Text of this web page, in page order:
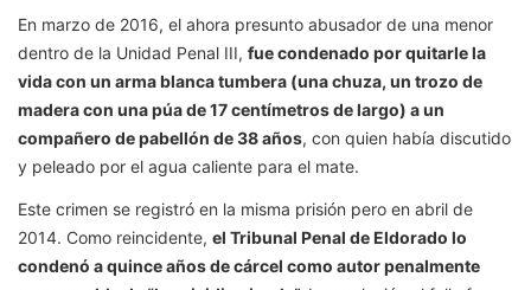
En marzo de 2016, el ahora presunto abusador de una menor
dentro de la Unidad Penal III, fue condenado por quitarle la
vida con un arma blanca tumbera (una chuza, un trozo de
madera con una púa de 17 centímetros de largo) a un
compañero de pabellón de 38 años, con quien había discutido
y peleado por el agua caliente para el mate.
Este crimen se registró en la misma prisión pero en abril de
2014. Como reincidente, el Tribunal Penal de Eldorado lo
condenó a quince años de cárcel como autor penalmente